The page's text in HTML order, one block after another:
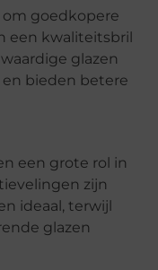
goedkopere
een kwaliteitsbril
glazen
bieden betere
een grote rol in
zijn
ideaal, terwijl
glazen